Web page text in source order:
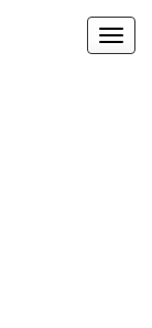
Toggle